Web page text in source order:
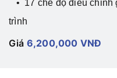
• 17 chế độ điều chỉnh
trình
Giá 6,200,000 VNĐ